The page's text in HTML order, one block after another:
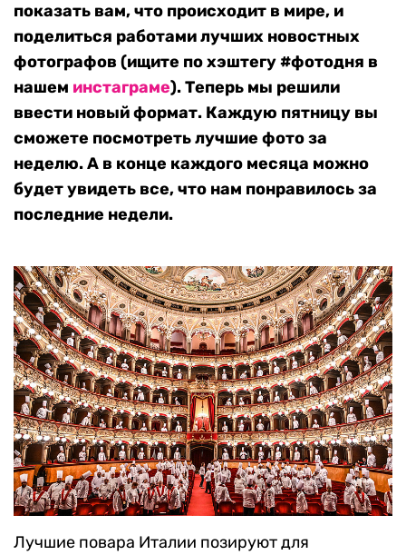
показать вам, что происходит в мире, и
поделиться работами лучших новостных
фотографов (ищите по хэштегу #фотодня в
нашем инстаграме). Теперь мы решили
ввести новый формат. Каждую пятницу вы
сможете посмотреть лучшие фото за
неделю. А в конце каждого месяца можно
будет увидеть все, что нам понравилось за
последние недели.
Лучшие повара Италии позируют для